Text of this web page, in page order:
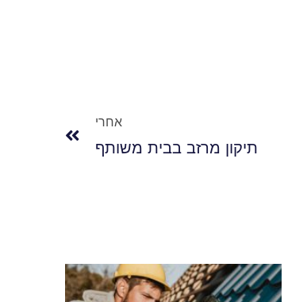
אחרי
תיקון מרזב בבית משותף